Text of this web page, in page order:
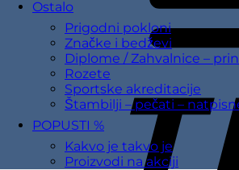
Ostalo
Prigodni pokloni
Značke i bedževi
Diplome / Zahvalnice –
Rozete
Sportske akreditacije
Štambilji – pečati –
POPUSTI %
Kakvo je takvo je
Proizvodi na akciji